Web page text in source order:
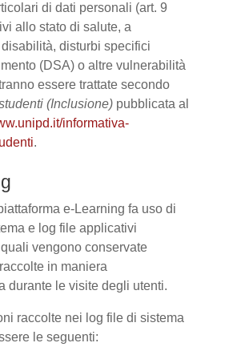
di dati personali (art. 9
allo stato di salute, a
disturbi specifici
(DSA) o altre vulnerabilità
essere trattate secondo
(Inclusione) pubblicata al
informativa-
.
e-Learning fa uso di
e log file applicativi
vengono conservate
in maniera
durante le visite degli utenti.
raccolte nei log file di sistema
le seguenti: